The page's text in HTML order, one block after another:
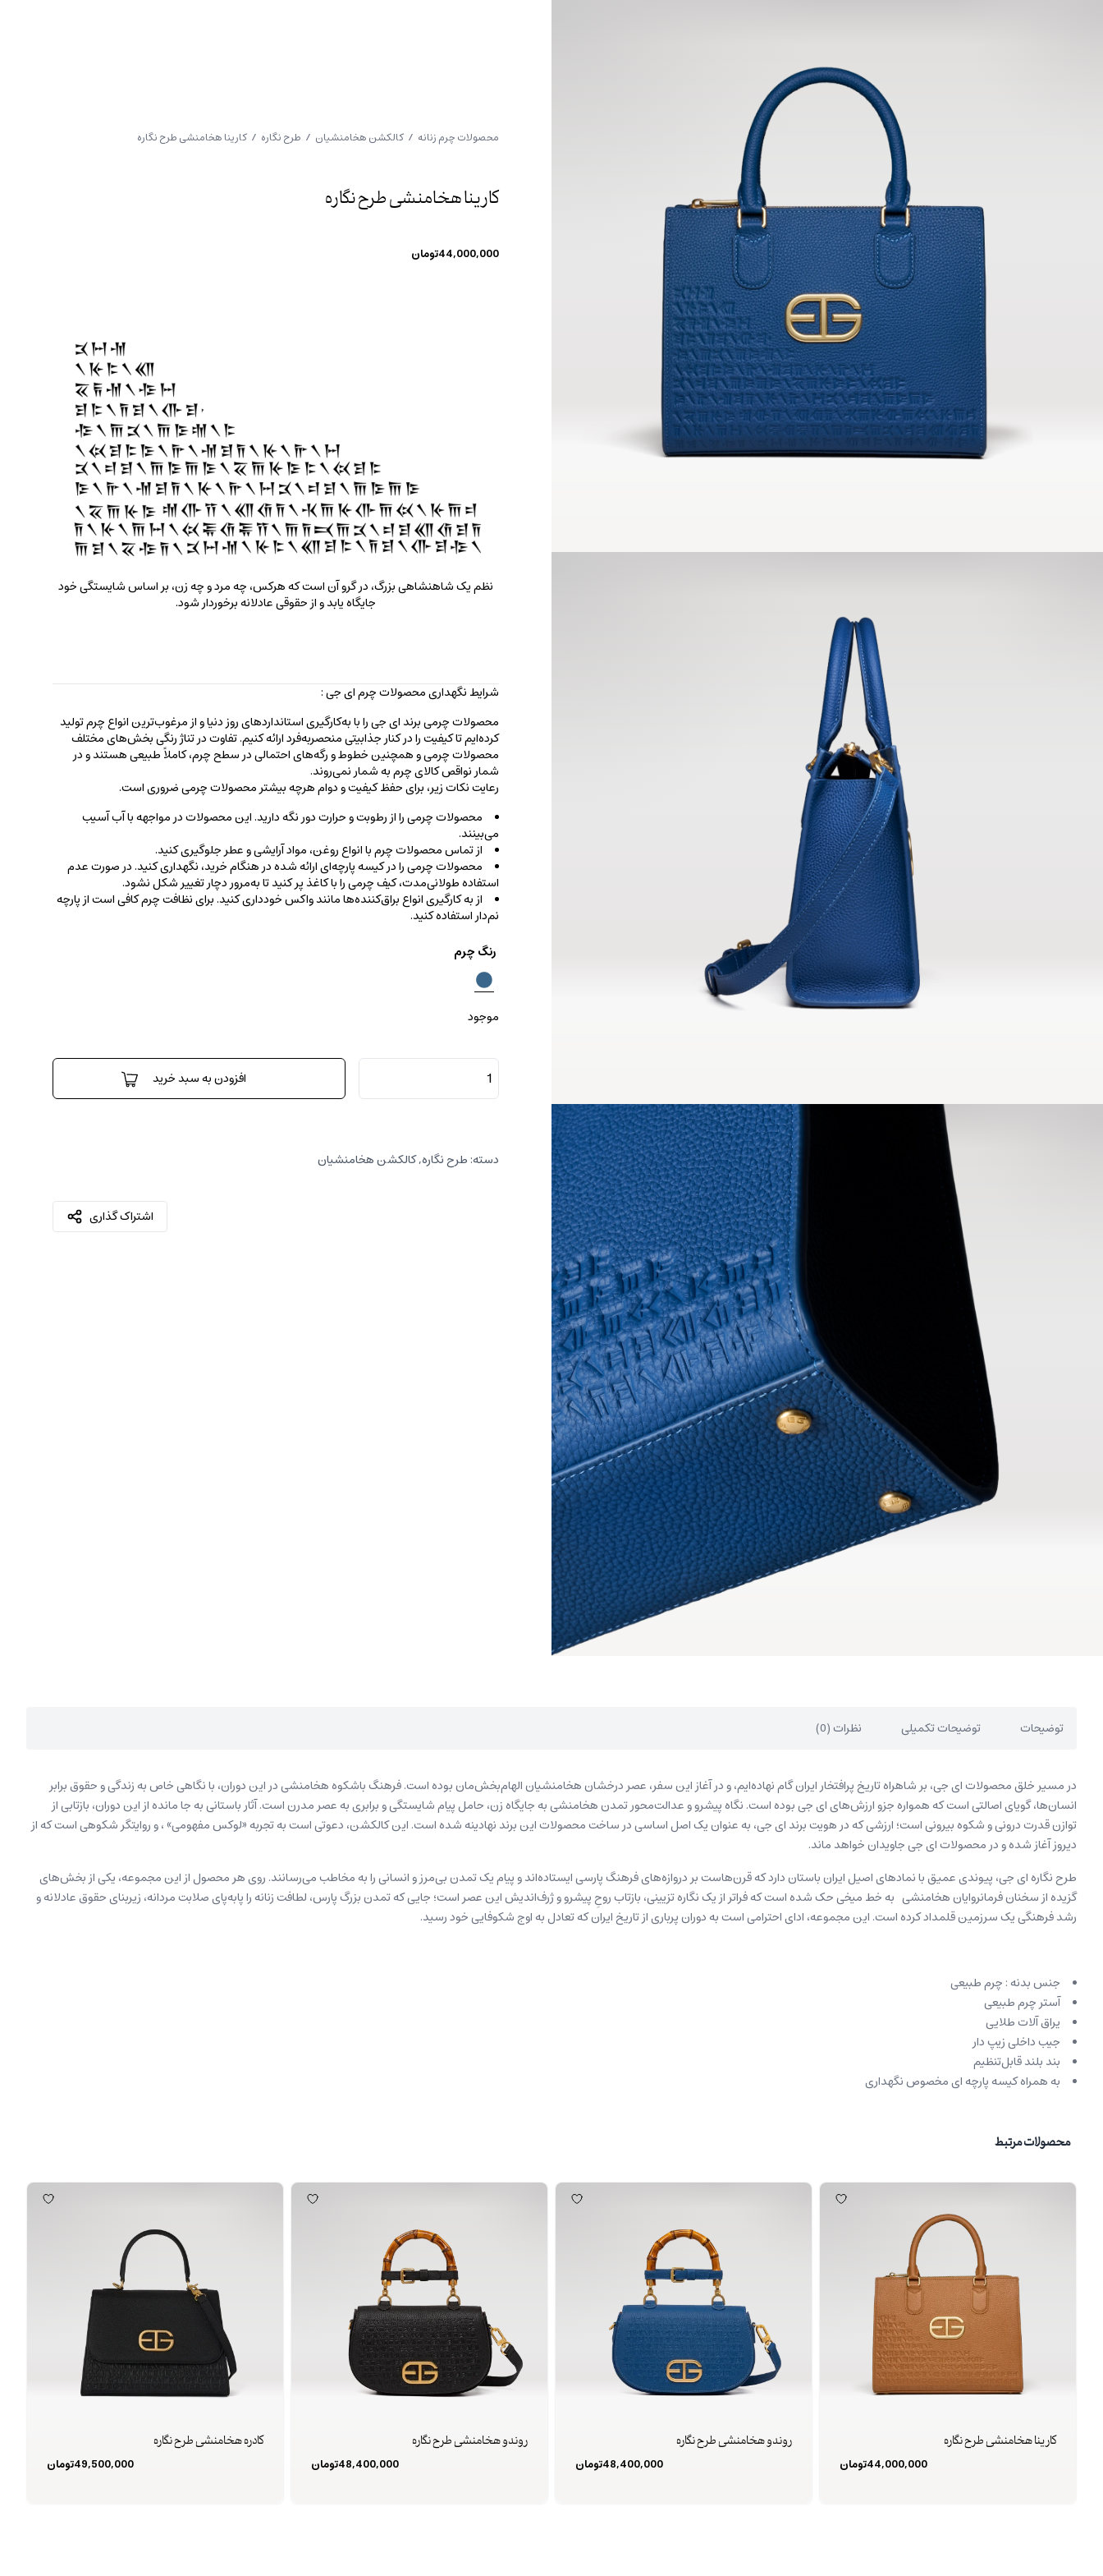
محصولات چرم زنانه / کالکشن هخامنشیان / طرح نگاره / کارینا هخامنشی طرح نگاره
کارینا هخامنشی طرح نگاره
44,000,000تومان
نظم یک شاهنشاهی بزرگ، در گرو آن است که هرکس، چه مرد و چه زن، بر اساس شایستگی خود
جایگاه یابد و از حقوقی عادلانه برخوردار شود.
شرایط نگهداری محصولات چرم ای جی :
محصولات چرمی برند ای جی را با به‌کارگیری استانداردهای روز دنیا و از مرغوب‌ترین انواع چرم تولید
کرده‌ایم تا کیفیت را در کنار جذابیتی منحصربه‌فرد ارائه کنیم. تفاوت در تناژ رنگی بخش‌های مختلف
محصولات چرمی و همچنین خطوط و رگه‌‌های احتمالی در سطح چرم، کاملاً طبیعی هستند و در
شمار نواقص کالای چرم به شمار نمی‌روند.
رعایت نکات زیر، برای حفظ کیفیت و دوام هرچه بیشتر محصولات چرمی ضروری است.
محصولات چرمی را از رطوبت و حرارت دور نگه دارید. این محصولات در مواجهه با آب آسیب
می‌بینند.
از تماس محصولات چرم با انواع روغن‌، مواد آرایشی و عطر جلوگیری کنید.
محصولات چرمی را در کیسه‌ پارچه‌ای ارائه شده در هنگام خرید، ‌نگهداری کنید. در صورت عدم
استفاده طولانی‌مدت، کیف‌ چرمی را با کاغذ پر کنید تا به‌مرور دچار تغییر شکل نشود.
از به کارگیری انواع براق‌کننده‌ها مانند واکس خودداری کنید. برای نظافت چرم کافی است از پارچه‌
نم‌دار استفاده کنید.
رنگ چرم
موجود
کارینا
هخامنشی
طرح
افزودن به سبد خرید
دسته: طرح نگاره,کالکشن هخامنشیان
اشتراک گذاری
توضیحات توضیحات تکمیلی نظرات (0)
در مسیر خلق محصولات ای جی، بر شاهراه تاریخ پرافتخار ایران گام نهاده‌ایم، و در آغاز این سفر، عصر درخشان هخامنشیان الهام‌بخش‌مان بوده است. فرهنگ باشکوه هخامنشی در این دوران، با نگاهی خاص به زندگی و حقوق برابر
انسان‌ها، گویای اصالتی است که همواره جزو ارزش‌های ای جی بوده است. نگاه پیشرو و عدالت‌محور تمدن هخامنشی به جایگاه زن، حامل پیام شایستگی و برابری به عصر مدرن است. آثار باستانی به جا مانده از این دوران، بازتابی از
توازن قدرت درونی و شکوه بیرونی است؛ ارزشی که در هویت برند ای جی، به عنوان یک اصل اساسی در ساخت محصولات این برند نهادینه شده است. این کالکشن، دعوتی است به تجربه «لوکس مفهومی» ، و روایتگر شکوهی است که از
دیروز آغاز شده و در محصولات ای جی جاویدان خواهد ماند.
طرح نگاره ای جی، پیوندی عمیق با نمادهای اصیل ایران باستان دارد که قرن‌هاست بر دروازه‌های فرهنگ پارسی ایستاده‌اند و پیام یک تمدن بی‌مرز و انسانی را به مخاطب می‌رسانند. روی هر محصول از این مجموعه، یکی از بخش‌های
گزیده‌ از سخنان فرمانروایان هخامنشی به خط میخی حک شده است که فراتر از یک نگاره تزيینی، بازتاب روحِ پیشرو و ژرف‌اندیش این عصر‌ است؛ جایی که تمدن بزرگ پارس، لطافت زنانه را پابه‌پای صلابت مردانه، زیربنای حقوق عادلانه و
رشد فرهنگی یک سرزمین قلمداد کرده است. این مجموعه، ادای احترامی است به دوران پرباری از تاریخ ایران که تعادل به اوج شکوفایی خود رسید.
جنس بدنه : چرم طبیعی
آستر چرم طبیعی
یراق آلات طلایی
جیب داخلی زیپ دار
بند بلند قابل‌تنظیم
به همراه کیسه پارچه ای مخصوص نگهداری
محصولات مرتبط
کارینا هخامنشی طرح نگاره
44,000,000تومان
روندو هخامنشی طرح نگاره
48,400,000تومان
روندو هخامنشی طرح نگاره
48,400,000تومان
کادره هخامنشی طرح نگاره
49,500,000تومان